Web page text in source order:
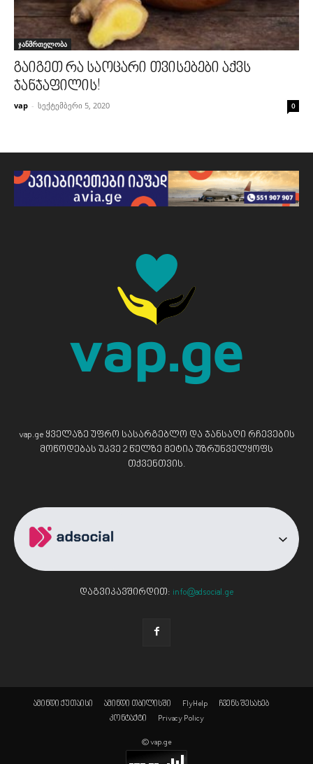
ჯანმრთელობა
გაიგეთ რა საოცარი თვისებები აქვს
ჯანჯაფილის!
vap - სექტემბერი 5, 2020 0
vap.ge ყველაზე უფრო სასარგებლო და ჯანსაღი რჩევების
მოწოდებას უკვე 2 წელზე მეტია უზრუნველყოფს
თქვენთვის.
დაგვიკავშირდით: info@adsocial.ge
ამინდი ქუთაისი ამინდი თბილისში FlyHelp
ჩვენს შესახებ
კონტაქტი
Privacy Policy
© vap.ge